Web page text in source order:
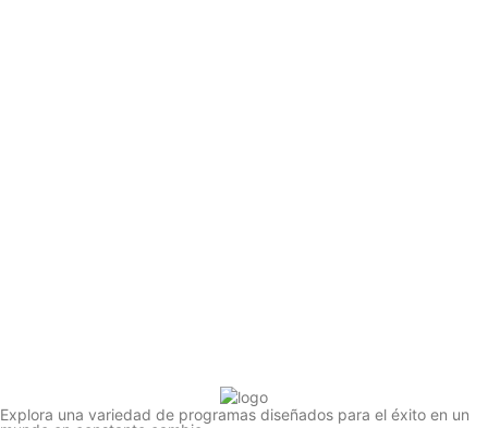
Explora una variedad de programas diseñados para el éxito en un